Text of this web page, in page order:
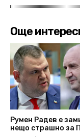
Още
Румен Радев е
нещо страшно за